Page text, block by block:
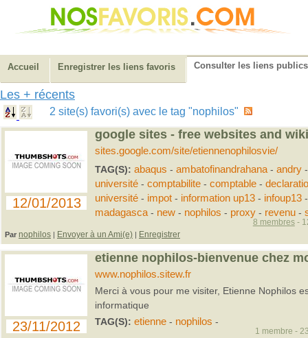
Accueil Enregistrer les liens favoris Consulter les liens publics
Les + récents
2 site(s) favori(s) avec le tag "nophilos"
12/01/2013
google sites - free websites and
sites.google.com/site/etiennenophilosvie/
TAG(S): abaqus - ambatofinandrahana- andry
université- comptabilite- comptable-
université- impot- information up13- infoup13
madagasca- new - nophilos - proxy- revenu-
Par nophilos | Envoyer à un Ami(e) | Enregistrer
8 membres-
23/11/2012
etienne nophilos-bienvenue chez
www.nophilos.sitew.fr
Merci à vous pour me visiter, Etienne Nophilos
informatique
TAG(S): etienne- nophilos -
1 membre -